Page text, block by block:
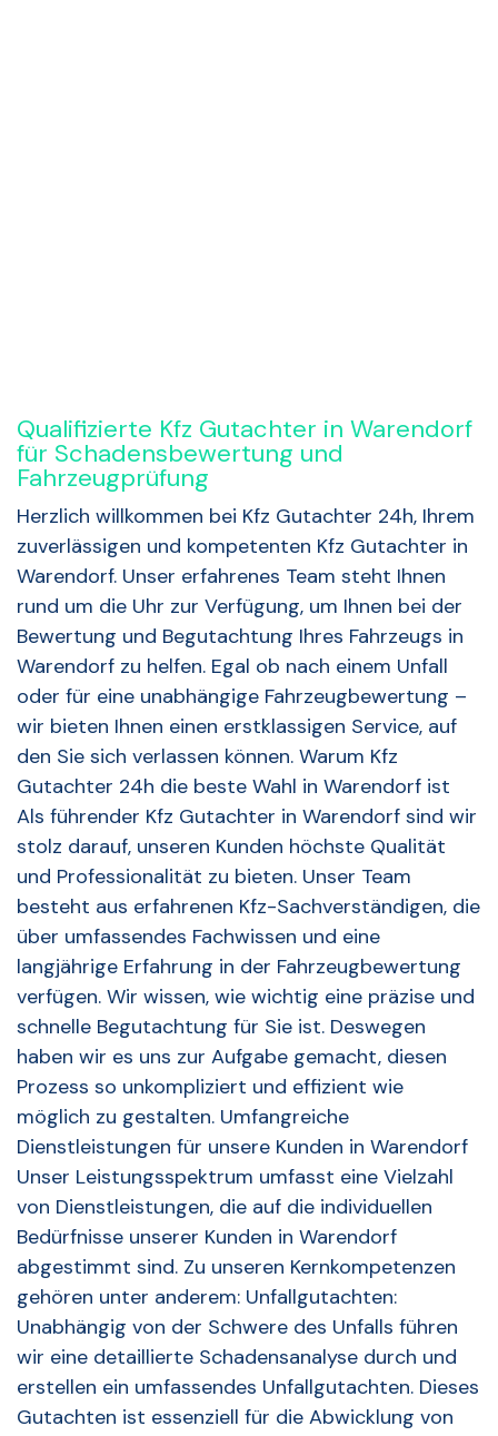
Qualifizierte Kfz Gutachter in Warendorf
für Schadensbewertung und
Fahrzeugprüfung
Herzlich willkommen bei Kfz Gutachter 24h, Ihrem
zuverlässigen und kompetenten Kfz Gutachter in
Warendorf. Unser erfahrenes Team steht Ihnen
rund um die Uhr zur Verfügung, um Ihnen bei der
Bewertung und Begutachtung Ihres Fahrzeugs in
Warendorf zu helfen. Egal ob nach einem Unfall
oder für eine unabhängige Fahrzeugbewertung –
wir bieten Ihnen einen erstklassigen Service, auf
den Sie sich verlassen können. Warum Kfz
Gutachter 24h die beste Wahl in Warendorf ist
Als führender Kfz Gutachter in Warendorf sind wir
stolz darauf, unseren Kunden höchste Qualität
und Professionalität zu bieten. Unser Team
besteht aus erfahrenen Kfz-Sachverständigen, die
über umfassendes Fachwissen und eine
langjährige Erfahrung in der Fahrzeugbewertung
verfügen. Wir wissen, wie wichtig eine präzise und
schnelle Begutachtung für Sie ist. Deswegen
haben wir es uns zur Aufgabe gemacht, diesen
Prozess so unkompliziert und effizient wie
möglich zu gestalten. Umfangreiche
Dienstleistungen für unsere Kunden in Warendorf
Unser Leistungsspektrum umfasst eine Vielzahl
von Dienstleistungen, die auf die individuellen
Bedürfnisse unserer Kunden in Warendorf
abgestimmt sind. Zu unseren Kernkompetenzen
gehören unter anderem: Unfallgutachten:
Unabhängig von der Schwere des Unfalls führen
wir eine detaillierte Schadensanalyse durch und
erstellen ein umfassendes Unfallgutachten. Dieses
Gutachten ist essenziell für die Abwicklung von